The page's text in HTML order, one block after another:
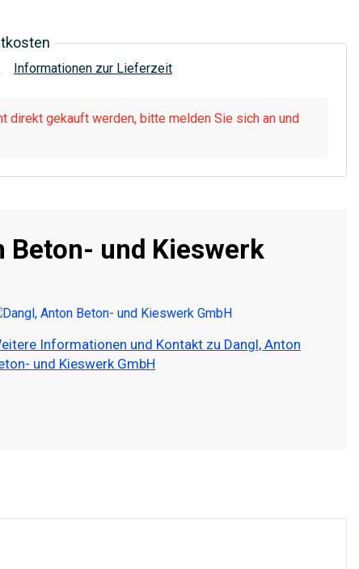
Informationen zur Lieferzeit
direkt gekauft werden, bitte melden Sie sich an und
Beton- und Kieswerk
Informationen und Kontakt zu Dangl, Anton
und Kieswerk GmbH